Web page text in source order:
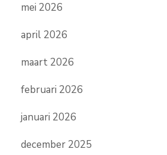
mei 2026
april 2026
maart 2026
februari 2026
januari 2026
december 2025